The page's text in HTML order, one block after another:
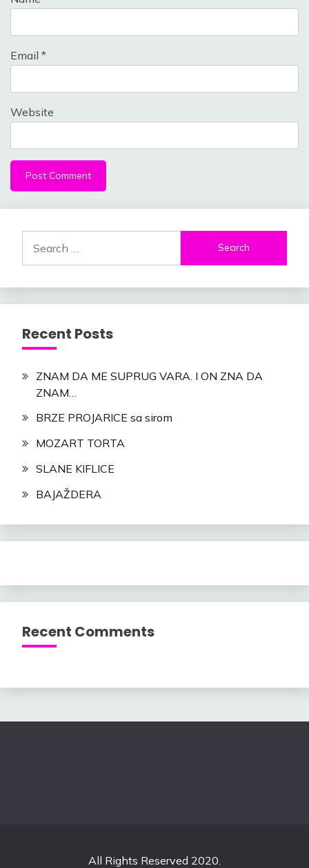
Email *
Website
for:
Recent Posts
ZNAM DA ME SUPRUG VARA. I ON ZNA DA
ZNAM…
BRZE PROJARICE sa sirom
MOZART TORTA
SLANE KIFLICE
BAJAŽDERA
Recent Comments
All Rights Reserved 2020.